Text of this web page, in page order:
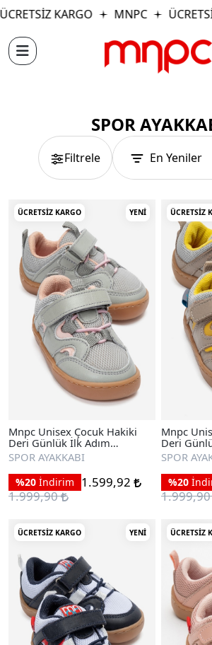
KARGO MNPC ÜCRETSİZ
SPOR
Filtrele
ÜCRETSIZ KARGO YENI
Mnpc Unisex Çocuk Hakiki
Deri Günlük İlk Adım
Ayakkabı
SPOR AYAKKABI
%20 İndirim
1.599,92
1.999,90
ÜCRETSIZ
Mnpc
Deri
Ayakkabı
SPOR
%20
ÜCRETSIZ KARGO YENI ÜCRETSIZ